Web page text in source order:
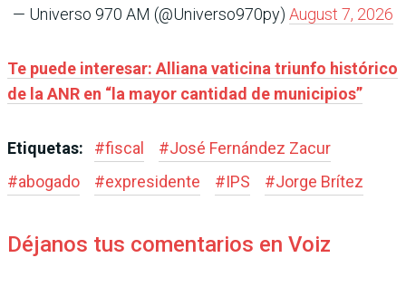
— Universo 970 AM (@Universo970py) August 7, 2026
Te puede interesar: Alliana vaticina triunfo histórico
de la ANR en “la mayor cantidad de municipios”
Etiquetas: #fiscal #José Fernández Zacur
#abogado #expresidente #IPS #Jorge Brítez
Déjanos tus comentarios en Voiz